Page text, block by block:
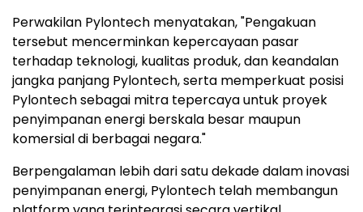
Perwakilan Pylontech menyatakan, "Pengakuan
tersebut mencerminkan kepercayaan pasar
terhadap teknologi, kualitas produk, dan keandalan
jangka panjang Pylontech, serta memperkuat posisi
Pylontech sebagai mitra tepercaya untuk proyek
penyimpanan energi berskala besar maupun
komersial di berbagai negara."
Berpengalaman lebih dari satu dekade dalam inovasi
penyimpanan energi, Pylontech telah membangun